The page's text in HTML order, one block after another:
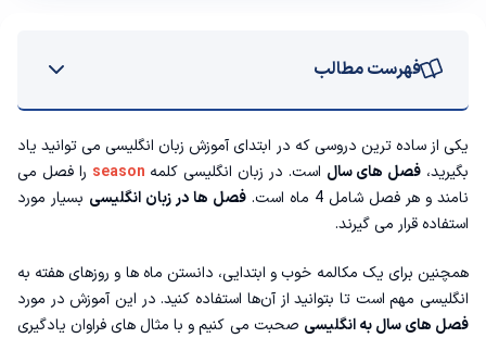
فهرست مطالب
فصل ها به انگلیسی
چهار فصل به انگلیسی
بهار به انگلیسی
یکی از ساده ترین دروسی که در ابتدایآموزش زبان انگلیسی می توانید یاد
بگیرید، فصل های سال است. در زبان انگلیسی کلمه season را فصل می
نامند و هر فصل شامل 4 ماه است.
فصل ها در زبان انگلیسی بسیار مورد
استفاده قرار می گیرند.
همچنین برای یک مکالمه خوب و ابتدایی، دانستن ماه ها و روزهای هفته به
انگلیسی مهم است تا بتوانید از آن‌ها استفاده کنید. در این آموزش در مورد
فصل های سال به انگلیسی صحبت می کنیم و با مثال های فراوان یادگیری